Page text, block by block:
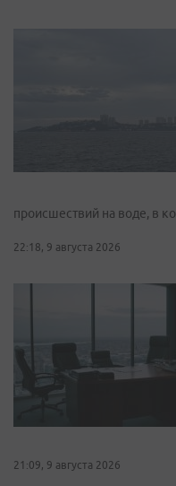
происшествий на воде, в
22:18, 9 августа 2026
21:09, 9 августа 2026